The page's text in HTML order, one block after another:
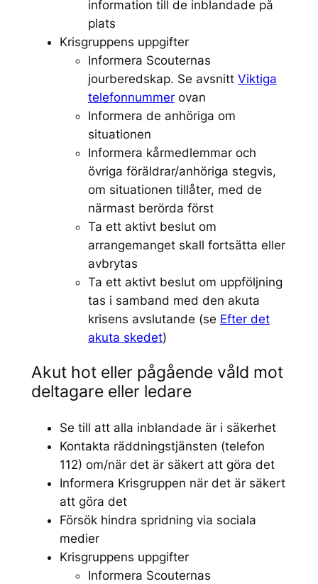
information till de inblandade på
plats
Krisgruppens uppgifter
Informera Scouternas
jourberedskap. Se avsnitt Viktiga
telefonnummerovan
Informera de anhöriga om
situationen
Informera kårmedlemmar och
övriga föräldrar/anhöriga stegvis,
om situationen tillåter, med de
närmast berörda först
Ta ett aktivt beslut om
arrangemanget skall fortsätta eller
avbrytas
Ta ett aktivt beslut om uppföljning
tas i samband med den akuta
krisens avslutande (se Efter det
akuta skedet)
Akut hot eller pågående våld mot
deltagare eller ledare
Se till att alla inblandade är i säkerhet
Kontakta räddningstjänsten (telefon
112) om/när det är säkert att göra det
Informera Krisgruppen när det är säkert
att göra det
Försök hindra spridning via sociala
medier
Krisgruppens uppgifter
Informera Scouternas